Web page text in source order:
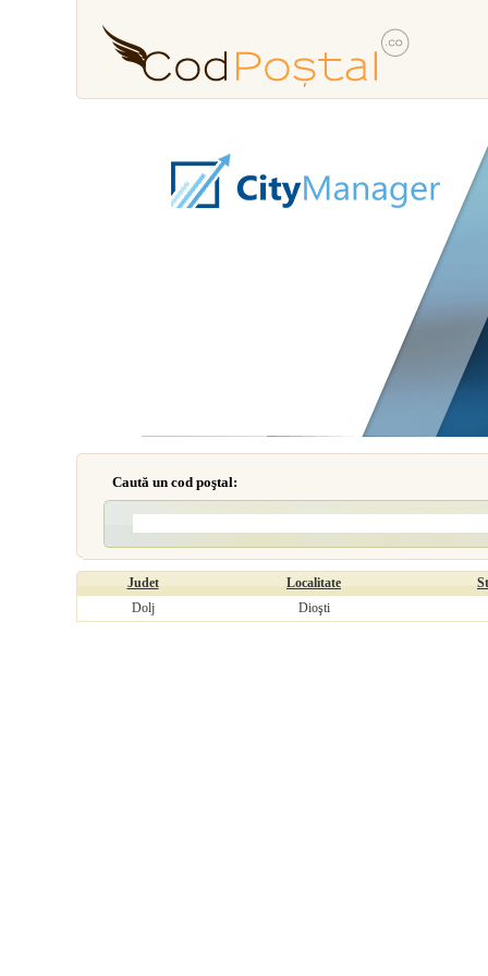
Caută un cod poştal:
Judet Localitate
Dolj
Dioşti